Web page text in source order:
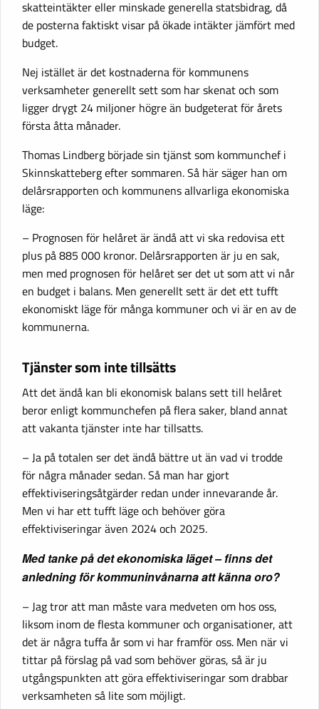
skatteintäkter eller minskade generella statsbidrag, då
de posterna faktiskt visar på ökade intäkter jämfört med
budget.
Nej istället är det kostnaderna för kommunens
verksamheter generellt sett som har skenat och som
ligger drygt 24 miljoner högre än budgeterat för årets
första åtta månader.
Thomas Lindberg började sin tjänst som kommunchef i
Skinnskatteberg efter sommaren. Så här säger han om
delårsrapporten och kommunens allvarliga ekonomiska
läge:
– Prognosen för helåret är ändå att vi ska redovisa ett
plus på 885 000 kronor. Delårsrapporten är ju en sak,
men med prognosen för helåret ser det ut som att vi når
en budget i balans. Men generellt sett är det ett tufft
ekonomiskt läge för många kommuner och vi är en av de
kommunerna.
Tjänster som inte tillsätts
Att det ändå kan bli ekonomisk balans sett till helåret
beror enligt kommunchefen på flera saker, bland annat
att vakanta tjänster inte har tillsatts.
– Ja på totalen ser det ändå bättre ut än vad vi trodde
för några månader sedan. Så man har gjort
effektiviseringsåtgärder redan under innevarande år.
Men vi har ett tufft läge och behöver göra
effektiviseringar även 2024 och 2025.
Med tanke på det ekonomiska läget – finns det
anledning för kommuninvånarna att känna oro?
– Jag tror att man måste vara medveten om hos oss,
liksom inom de flesta kommuner och organisationer, att
det är några tuffa år som vi har framför oss. Men när vi
tittar på förslag på vad som behöver göras, så är ju
utgångspunkten att göra effektiviseringar som drabbar
verksamheten så lite som möjligt.